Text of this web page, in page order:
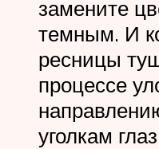
замените
темным. И
ресницы
процессе
уголкам